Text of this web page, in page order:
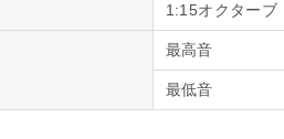
1:15オクターブ
最高音
最低音